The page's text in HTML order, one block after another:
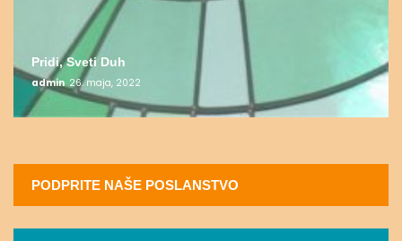
Pridi, Sveti Duh
admin 26. maja, 2022
PODPRITE NAŠE POSLANSTVO